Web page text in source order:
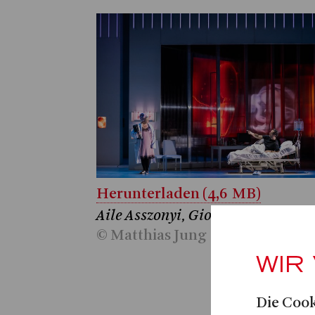
Herunterladen (4,6 MB)
Aile Asszonyi, Giorgos Kanaris
© Matthias Jung
WIR
Die